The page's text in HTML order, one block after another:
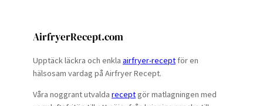
AirfryerRecept.com
Upptäck läckra och enkla airfryer-recept för en
hälsosam vardag på Airfryer Recept.
Våra noggrant utvalda receptgör matlagningen med